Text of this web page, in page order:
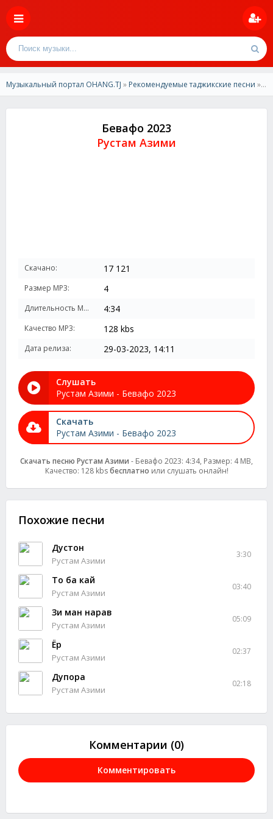
Музыкальный портал OHANG.TJ » Рекомендуемые таджикские песни » Рустам Азими - Бевафо 2023
Бевафо 2023
Рустам Азими
Скачано: 17 121
Размер MP3: 4
Длительность MP3: 4:34
Качество MP3: 128 kbs
Дата релиза: 29-03-2023, 14:11
Слушать
Рустам Азими - Бевафо 2023
Скачать
Рустам Азими - Бевафо 2023
Скачать песню Рустам Азими - Бевафо 2023: 4:34, Размер: 4 MB,
Качество: 128 kbsбесплатно или слушать онлайн!
Похожие песни
Дустон
Рустам Азими
3:30
То ба кай
Рустам Азими
03:40
Зи ман нарав
Рустам Азими
05:09
Ёр
Рустам Азими
02:37
Дупора
Рустам Азими
02:18
Комментарии (0)
Комментировать